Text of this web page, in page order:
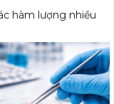
hàm lượng nhiều